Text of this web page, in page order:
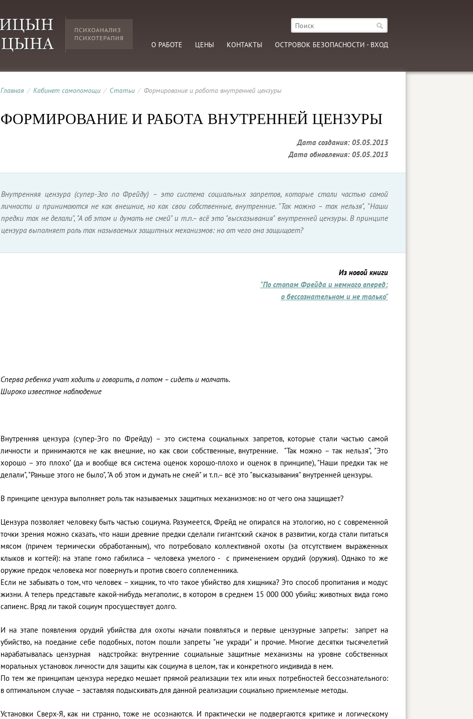
О РАБОТЕ ЦЕНЫ КОНТАКТЫ ОСТРОВОК БЕЗОПАСНОСТИ - ВХОД
Главная / Кабинет самопомощи / Статьи / Формирование и работа внутренней цензуры
ФОРМИРОВАНИЕ И РАБОТА ВНУТРЕННЕЙ ЦЕНЗУРЫ
Дата создания: 05.05.2013
Дата обновления: 05.05.2013
Внутренняя цензура (супер-Эго по Фрейду) – это система социальных запретов, которые стали частью самой
личности и принимаются не как внешние, но как свои собственные, внутренние. "Так можно – так нельзя", "Наши
предки так не делали", "А об этом и думать не смей" и т.п.– всё это "высказывания" внутренней цензуры. В принципе
цензура выполняет роль так называемых защитных механизмов: но от чего она защищает?
Из новой книги
"По стопам Фрейда и немного вперед:
о бессознательном и не только"
Сперва ребенка учат ходить и говорить, а потом – сидеть и молчать.
Широко известное наблюдение
Внутренняя цензура (супер-Эго по Фрейду) – это система социальных запретов, которые стали частью самой
личности и принимаются не как внешние, но как свои собственные, внутренние. "Так можно – так нельзя", "Это
хорошо – это плохо" (да и вообще вся система оценок хорошо-плохо и оценок в принципе), "Наши предки так не
делали", "Раньше этого не было", "А об этом и думать не смей" и т.п.– всё это "высказывания" внутренней цензуры.
В принципе цензура выполняет роль так называемых защитных механизмов: но от чего она защищает?
Цензура позволяет человеку быть частью социума. Разумеется, Фрейд не опирался на этологию, но с современной
точки зрения можно сказать, что наши древние предки сделали гигантский скачок в развитии, когда стали питаться
мясом (причем термически обработанным), что потребовало коллективной охоты (за отсутствием выраженных
клыков и когтей): на этапе гомо габилиса – человека умелого - с применением орудий (оружия). Однако то же
оружие предок человека мог повернуть и против своего соплеменника.
Если не забывать о том, что человек – хищник, то что такое убийство для хищника? Это способ пропитания и модус
жизни. А теперь представьте какой-нибудь мегаполис, в котором в среднем 15 000 000 убийц: животных вида гомо
сапиенс. Вряд ли такой социум просуществует долго.
И на этапе появления орудий убийства для охоты начали появляться и первые цензурные запреты: запрет на
убийство, на поедание себе подобных, потом пошли запреты "не укради" и прочие. Многие десятки тысячелетий
нарабатывалась цензурная надстройка: внутренние социальные защитные механизмы на уровне собственных
моральных установок личности для защиты как социума в целом, так и конкретного индивида в нем.
По тем же принципам цензура нередко мешает прямой реализации тех или иных потребностей бессознательного:
в оптимальном случае – заставляя подыскивать для данной реализации социально приемлемые методы.
Установки Сверх-Я, как ни странно, тоже не осознаются. И практически не подвергаются критике и логическому